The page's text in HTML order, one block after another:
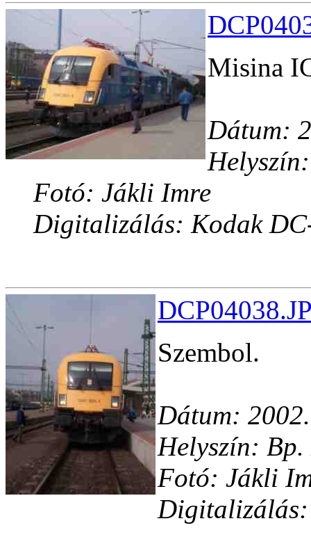
Misina
Dátum:
Fotó: Jákli Imre
Digitalizálás: Kodak
Szembol.
Dátum:
Helyszín:
Fotó: Jákli